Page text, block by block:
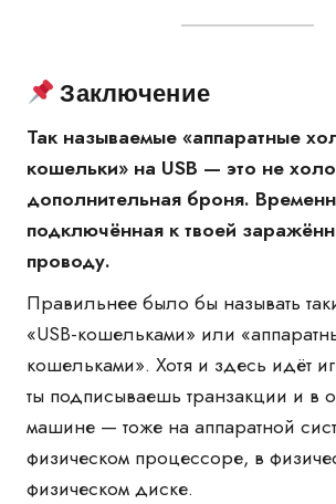
Заключение
Так называемые «аппаратные
кошельки» на USB — это не
дополнительная броня.
подключённая к твоей
проводу.
Правильнее было бы называть
«USB-кошельками» или
кошельками». Хотя и здесь идёт
ты подписываешь транзакции и в
машине — тоже на аппаратной
физическом процессоре, в
физическом диске.